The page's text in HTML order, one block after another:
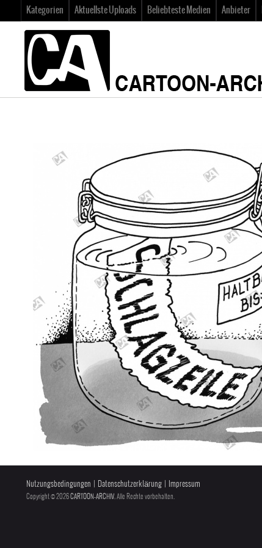
Kategorien Aktuellste Uploads Beliebteste Medien Anbieter
Nutzungsbedingungen Datenschutzerklärung Impressum
Copyright © 2026CARTOON-ARCHIV, Alle Rechte vorbehalten.